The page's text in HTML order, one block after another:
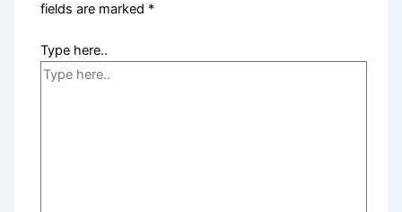
fields are marked *
Type here..